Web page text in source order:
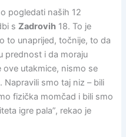
pogledati naših 12
s Zadrovih18. To je
to unaprijed, točnije, to da
prednost i da moraju
ove utakmice, nismo se
smo taj niz – bili
fizička momčad i bili smo
igre pala”, rekao je